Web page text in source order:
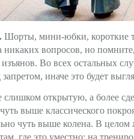
Шорты, мини-юбки, короткие
вопросов, но
Во всех остальных
иначе это будет
открытую, а более
выше классического
чуть выше колена. В
где это уместно: на